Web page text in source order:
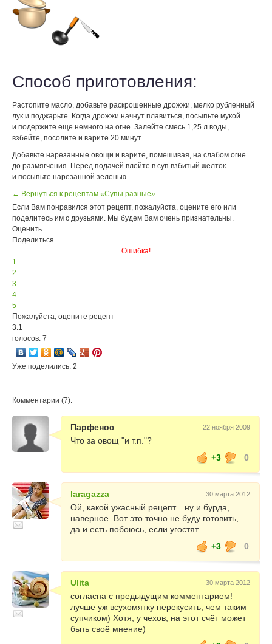
Способ приготовления:
Растопите масло, добавьте раскрошенные дрожжи, мелко рубленный
лук и поджарьте. Когда дрожжи начнут плавиться, посыпьте мукой
и подержите еще немного на огне. Залейте смесь 1,25 л воды,
взбейте, посолите и варите 20 минут.
Добавьте нарезанные овощи и варите, помешивая, на слабом огне
до размягчения. Перед подачей влейте в суп взбитый желток
и посыпьте нарезанной зеленью.
← Вернуться к рецептам «Супы разные»
Если Вам понравился этот рецепт, пожалуйста, оцените его или
поделитесь им с друзьями. Мы будем Вам очень признательны.
Оценить
Поделиться
Ошибка!
1
2
3
4
5
Пожалуйста, оцените рецепт
3.1
голосов: 7
Уже поделились: 2
Комментарии (7):
Парфенос 22 ноября 2009
Что за овощ "и т.п."?
+3
0
laragazza 30 марта 2012
Ой, какой ужасный рецепт... ну и бурда,
наверное. Вот это точно не буду готовить,
да и есть побоюсь, если угостят...
+3
0
Ulita 30 марта 2012
согласна с предыдущим комментарием!
лучше уж всухомятку перекусить, чем таким
супчиком) Хотя, у чехов, на этот счёт может
быть своё мнение)